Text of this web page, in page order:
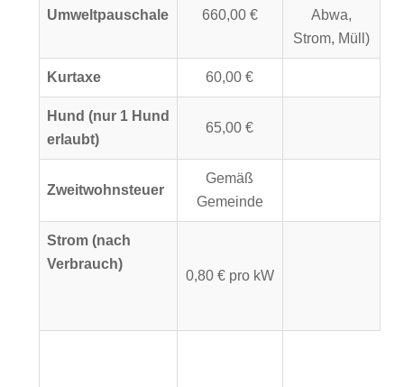
Umweltpauschale 660,00 €
Abwa,
Strom, Müll)
Kurtaxe 60,00 €
Hund (nur 1 Hund
erlaubt)
65,00 €
Zweitwohnsteuer
Gemäß
Gemeinde
Strom (nach
Verbrauch)
0,80 € pro kW